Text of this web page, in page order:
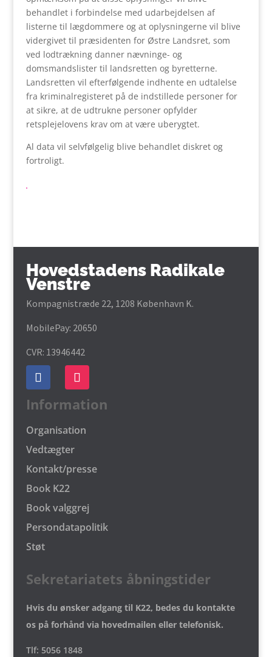
behandlet i forbindelse med udarbejdelsen af
listerne til lægdommere og at oplysningerne vil blive
vidergivet til præsidenten for Østre Landsret, som
ved lodtrækning danner nævninge- og
domsmandslister til landsretten og byretterne.
Landsretten vil efterfølgende indhente en udtalelse
fra kriminalregisteret på de indstillede personer for
at sikre, at de udtrukne personer opfylder
retsplejelovens krav om at være uberygtet.
Al data vil selvfølgelig blive behandlet diskret og
fortroligt.
Hovedstadens Radikale
Venstre
Kompagnistræde 22, 1208 København K.
MobilePay: 20650
CVR: 13946442
Information
Organisation
Vedtægter
Kontakt/presse
Book K22
Book valggrej
Persondatapolitik
Støt
Sekretariatets åbningstider
Hvis du ønsker adgang til K22, bedes du kontakte
os på forhånd via hovedmailen eller telefonisk.
Tlf: 5056 1848